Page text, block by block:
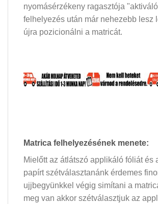
nyomásérzékeny ragasztója
felhelyezés után már nehezebb lesz
újra pozicionálni a matricát.
Matrica felhelyezésének menete:
Mielőtt az átlátszó applikáló fóliát és
papírt szétválasztanánk érdemes
ujjbegyünkkel végig simítani a
meg van akkor szétválasztjuk az